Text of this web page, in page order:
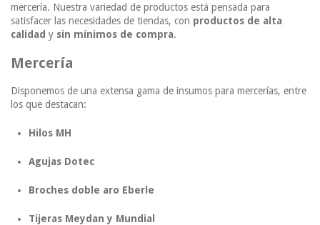
mercería. Nuestra variedad de productos está pensada para
satisfacer las necesidades de tiendas, con productos de alta
calidad y sin mínimos de compra.
Mercería
Disponemos de una extensa gama de insumos para mercerías, entre
los que destacan:
Hilos MH
Agujas Dotec
Broches doble aro Eberle
Tijeras Meydan y Mundial